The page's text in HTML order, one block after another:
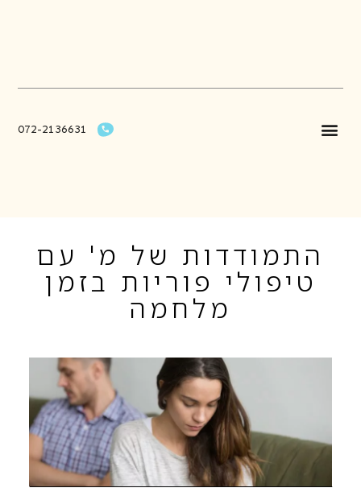
072-2136631
התמודדות של מ' עם
טיפולי פוריות בזמן
מלחמה